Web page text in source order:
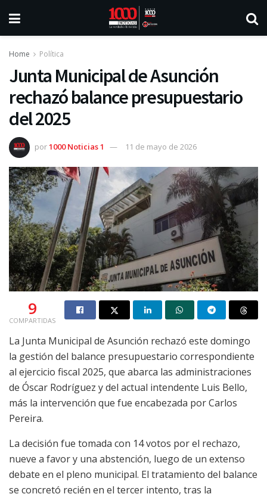
Home Política
Junta Municipal de Asunción
rechazó balance presupuestario
del 2025
por1000 Noticias 1 11 de mayo de 2026
9
COMPARTIDAS
La Junta Municipal de Asunción rechazó este domingo
la gestión del balance presupuestario correspondiente
al ejercicio fiscal 2025, que abarca las administraciones
de Óscar Rodríguez y del actual intendente Luis Bello,
más la intervención que fue encabezada por Carlos
Pereira.
La decisión fue tomada con 14 votos por el rechazo,
nueve a favor y una abstención, luego de un extenso
debate en el pleno municipal. El tratamiento del balance
se concretó recién en el tercer intento, tras la